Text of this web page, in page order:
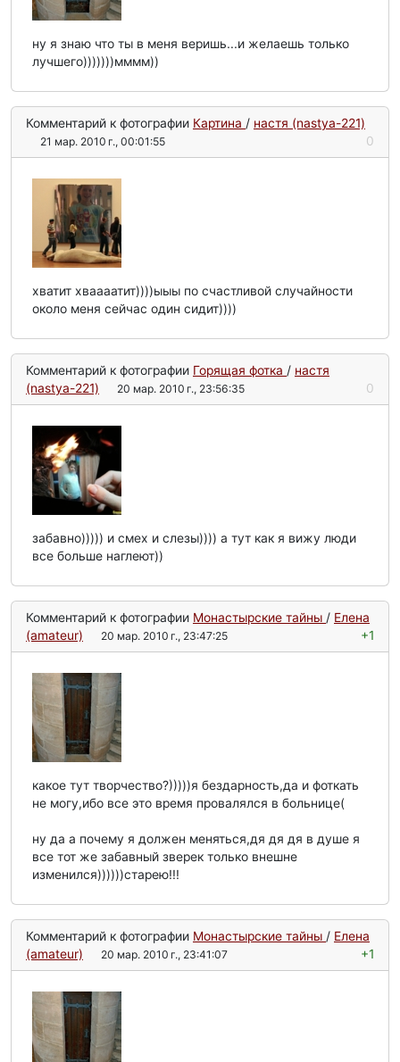
ну я знаю что ты в меня веришь...и желаешь только
лучшего)))))))мммм))
Комментарий к фотографии Картина / настя (nastya-221)
21 мар. 2010 г., 00:01:55 0
хватит хваааатит))))ыыы по счастливой случайности
около меня сейчас один сидит))))
Комментарий к фотографии Горящая фотка / настя
(nastya-221)
20 мар. 2010 г., 23:56:35 0
забавно))))) и смех и слезы)))) а тут как я вижу люди
все больше наглеют))
Комментарий к фотографии Монастырские тайны / Елена
(amateur)
20 мар. 2010 г., 23:47:25 +1
какое тут творчество?)))))я бездарность,да и фоткать
не могу,ибо все это время провалялся в больнице(
ну да а почему я должен меняться,дя дя дя в душе я
все тот же забавный зверек только внешне
изменился))))))старею!!!
Комментарий к фотографии Монастырские тайны / Елена
(amateur)
20 мар. 2010 г., 23:41:07 +1